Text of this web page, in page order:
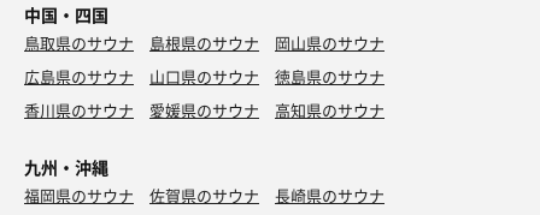
中国・四国
鳥取県のサウナ 島根県のサウナ
岡山県のサウナ
広島県のサウナ
山口県のサウナ
徳島県のサウナ
香川県のサウナ
愛媛県のサウナ 高知県のサウナ
九州・沖縄
福岡県のサウナ 佐賀県のサウナ
長崎県のサウナ